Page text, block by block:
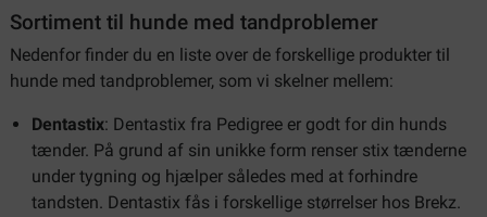
Sortiment til hunde med tandproblemer
Nedenfor finder du en liste over de forskellige produkter til
hunde med tandproblemer, som vi skelner mellem:
Dentastix: Dentastix fra Pedigree er godt for din hunds
tænder. På grund af sin unikke form renser stix tænderne
under tygning og hjælper således med at forhindre
tandsten. Dentastix fås i forskellige størrelser hos Brekz.